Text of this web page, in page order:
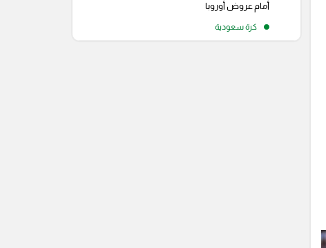
أمام عروض أوروبا
كرة سعودية